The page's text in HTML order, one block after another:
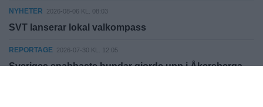
NYHETER 2026-08-06 KL. 08:03
SVT lanserar lokal valkompass
REPORTAGE 2026-07-30 KL. 12:05
Sveriges snabbaste hundar gjorde upp i Åkersberga